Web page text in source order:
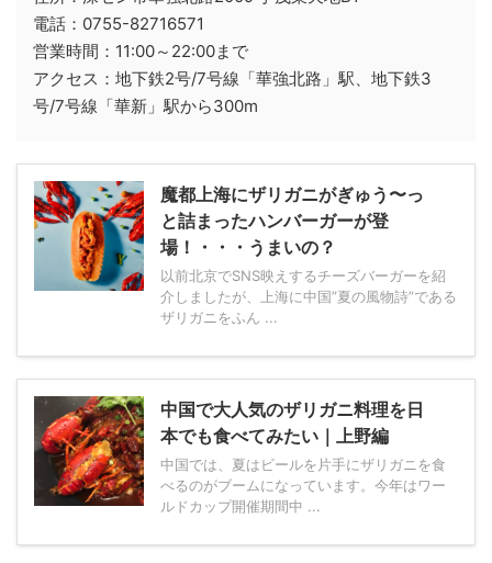
電話：0755-82716571
営業時間：11:00～22:00まで
アクセス：地下鉄2号/7号線「華強北路」駅、地下鉄3
号/7号線「華新」駅から300m
魔都上海にザリガニがぎゅう〜っ
と詰まったハンバーガーが登
場！・・・うまいの？
以前北京でSNS映えするチーズバーガーを紹
介しましたが、上海に中国”夏の風物詩”である
ザリガニをふん ...
中国で大人気のザリガニ料理を日
本でも食べてみたい｜上野編
中国では、夏はビールを片手にザリガニを食
べるのがブームになっています。今年はワー
ルドカップ開催期間中 ...